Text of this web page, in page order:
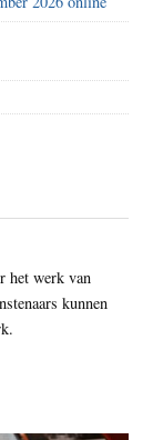
het werk van
kunnen